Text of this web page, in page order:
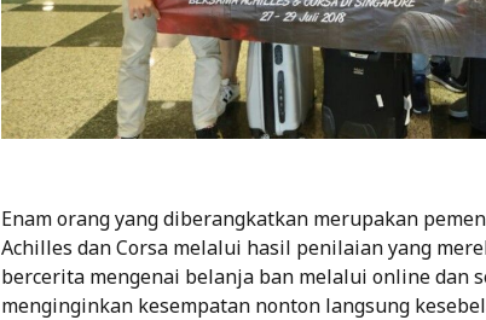
Enam orang yang diberangkatkan merupakan
Achilles dan Corsa melalui hasil penilaian yang
bercerita mengenai belanja ban melalui online dan
menginginkan kesempatan nonton langsung